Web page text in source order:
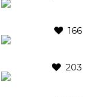
166
203